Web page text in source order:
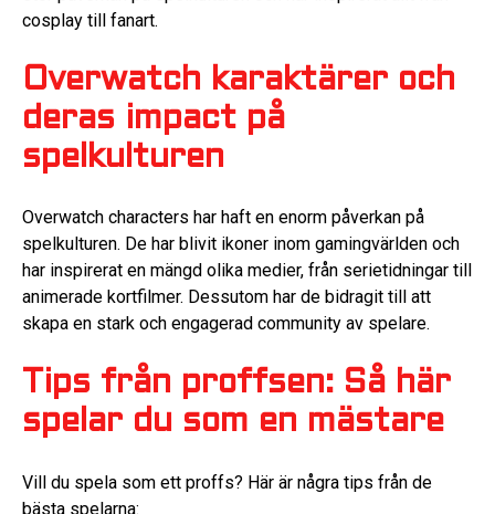
cosplay till fanart.
Overwatch karaktärer och
deras impact på
spelkulturen
Overwatch characters har haft en enorm påverkan på
spelkulturen. De har blivit ikoner inom gamingvärlden och
har inspirerat en mängd olika medier, från serietidningar till
animerade kortfilmer. Dessutom har de bidragit till att
skapa en stark och engagerad community av spelare.
Tips från proffsen: Så här
spelar du som en mästare
Vill du spela som ett proffs? Här är några tips från de
bästa spelarna: